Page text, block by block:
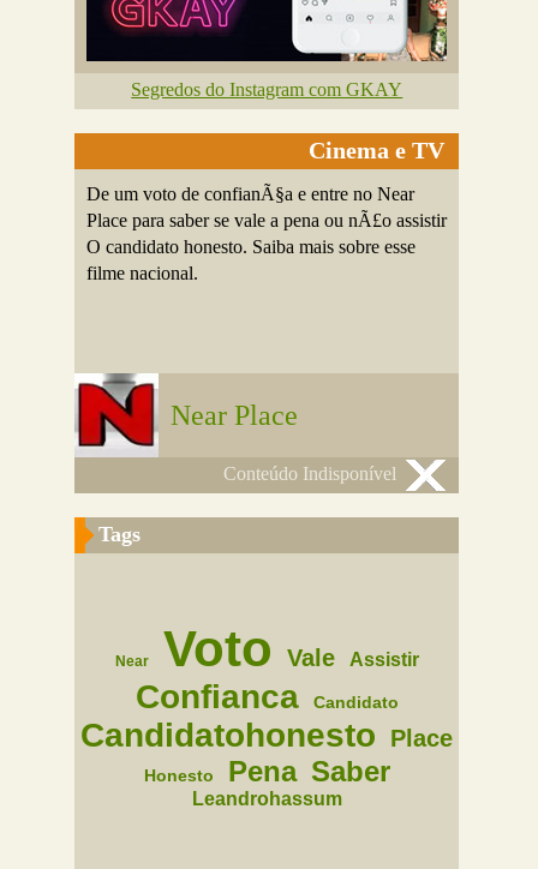
Segredos do Instagram com GKAY
Cinema e TV
De um voto de confianÃ§a e entre no Near
Place para saber se vale a pena ou nÃ£o assistir
O candidato honesto. Saiba mais sobre esse
filme nacional.
Near Place
Conteúdo Indisponível
Tags
Near Voto Vale Assistir
Confianca Candidato
Candidatohonesto Place
Honesto Pena Saber
Leandrohassum